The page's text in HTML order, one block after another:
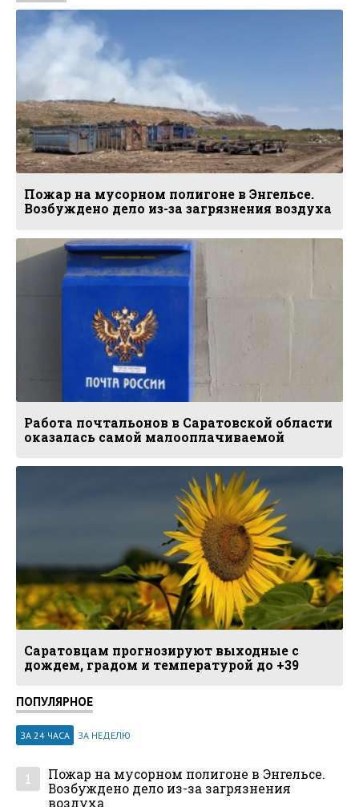
Пожар на мусорном полигоне в Энгельсе.
Возбуждено дело из-за загрязнения воздуха
Работа почтальонов в Саратовской области
оказалась самой малооплачиваемой
Саратовцам прогнозируют выходные с
дождем, градом и температурой до +39
ПОПУЛЯРНОЕ
ЗА 24 ЧАСА ЗА НЕДЕЛЮ
1
Пожар на мусорном полигоне в Энгельсе.
Возбуждено дело из-за загрязнения
воздуха